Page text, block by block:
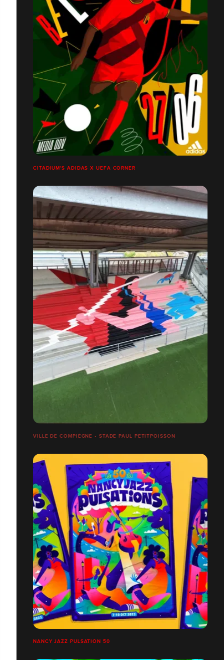
CITADIUM'S ADIDAS X UEFA CORNER
VILLE DE COMPIÈGNE • STADE PAUL PETITPOISSON
NANCY JAZZ PULSATION 50